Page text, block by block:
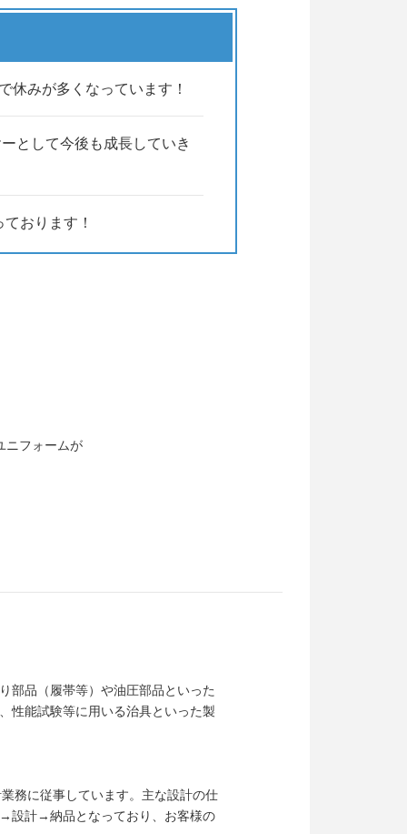
休みが多くなっています！
として今後も成長していき
おります！
ニフォームが
部品（履帯等）や油圧部品といった
性能試験等に用いる治具といった製
務に従事しています。主な設計の仕
設計→納品となっており、お客様の